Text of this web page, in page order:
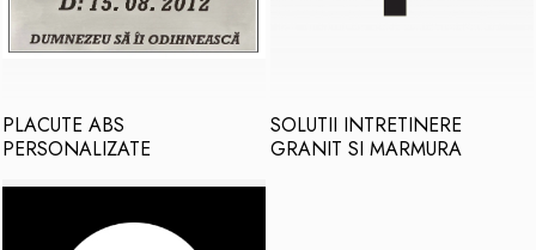
PLACUTE ABS
PERSONALIZATE
SOLUTII INTRETINERE
GRANIT SI MARMURA